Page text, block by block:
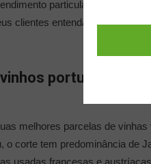
particular e
clientes entendam cada vez
portugueses:
melhores parcelas de vinhas
o corte tem predominância de
usadas francesas e